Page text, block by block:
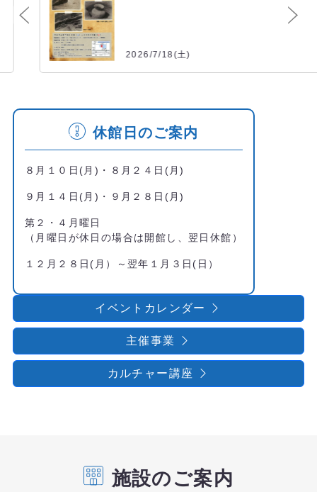
2026/7/18(土)
休館日のご案内
８月１０日(月)・８月２４日(月)
９月１４日(月)・９月２８日(月)
第２・４月曜日
（月曜日が休日の場合は開館し、翌日休館）
１２月２８日(月）～翌年１月３日(日）
イベントカレンダー
主催事業
カルチャー講座
施設のご案内